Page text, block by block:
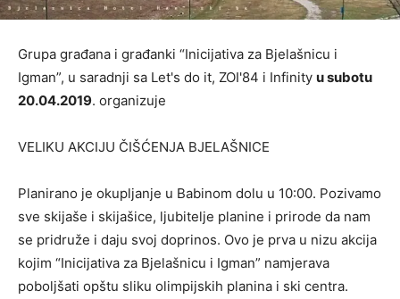
Grupa građana i građanki “Inicijativa za Bjelašnicu i
Igman”, u saradnji sa Let's do it, ZOI'84 i Infinity u subotu
20.04.2019. organizuje
VELIKU AKCIJU ČIŠĆENJA BJELAŠNICE
Planirano je okupljanje u Babinom dolu u 10:00. Pozivamo
sve skijaše i skijašice, ljubitelje planine i prirode da nam
se pridruže i daju svoj doprinos. Ovo je prva u nizu akcija
kojim “Inicijativa za Bjelašnicu i Igman” namjerava
poboljšati opštu sliku olimpijskih planina i ski centra.